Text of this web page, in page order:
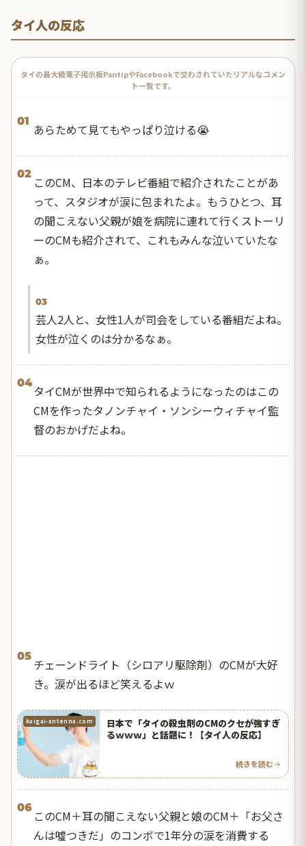
タイ人の反応
タイの最大級電子掲示板PantipやFacebookで交わされていたリアルなコメン
ト一覧です。
01
あらためて見てもやっぱり泣ける😭
02
このCM、日本のテレビ番組で紹介されたことがあ
って、スタジオが涙に包まれたよ。もうひとつ、耳
の聞こえない父親が娘を病院に連れて行くストーリ
ーのCMも紹介されて、これもみんな泣いていたな
ぁ。
03
芸人2人と、女性1人が司会をしている番組だよね。
女性が泣くのは分かるなぁ。
04
タイCMが世界中で知られるようになったのはこの
CMを作ったタノンチャイ・ソンシーウィチャイ監
督のおかげだよね。
05
チェーンドライト（シロアリ駆除剤）のCMが大好
き。涙が出るほど笑えるよｗ
kaigai-antenna.com
日本で「タイの殺虫剤のCMのクセが強すぎ
るｗｗｗ」と話題に！【タイ人の反応】
続きを読む
06
このCM＋耳の聞こえない父親と娘のCM＋「お父さ
んは噓つきだ」のコンボで1年分の涙を消費する